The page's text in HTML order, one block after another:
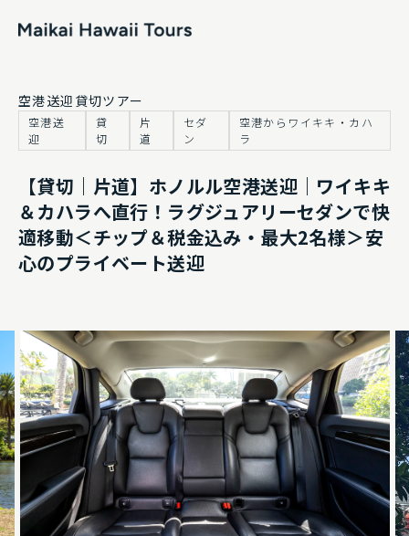
ツアー一覧
よくあるご質問
お知らせ
運営会社
お問い合わせ
プライバシーポリシー及び利用規約
予約する
空港送迎 貸切ツアー
空港送
迎
貸
切
片
道
セダ
ン
空港からワイキキ・カハ
ラ
【貸切｜片道】ホノルル空港送迎｜ワイキキ
＆カハラへ直行！ラグジュアリーセダンで快
適移動＜チップ＆税金込み・最大2名様＞安
心のプライベート送迎